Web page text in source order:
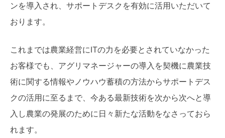
ンを導入され、サポートデスクを有効に活用いただいて
おります。
これまでは農業経営にITの力を必要とされていなかった
お客様でも、アグリマネージャーの導入を契機に農業技
術に関する情報やノウハウ蓄積の方法からサポートデス
クの活用に至るまで、今ある最新技術を次から次へと導
入し農業の発展のために日々新たな活動をなさっておら
れます。